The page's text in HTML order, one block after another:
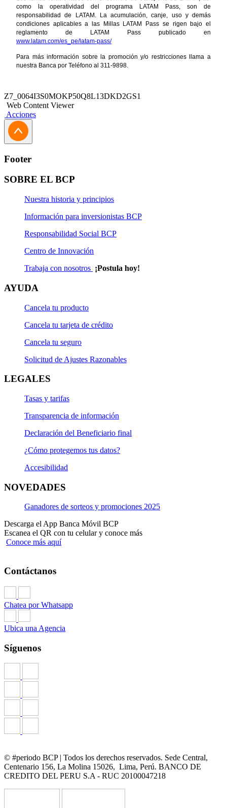
como la operatividad del programa LATAM Pass, son de
responsabilidad de LATAM. La acumulación, canje, uso y demás
condiciones aplicables a las Millas LATAM Pass se rigen bajo el
reglamento de LATAM Pass publicado en
www.latam.com/es_pe/latam-pass/
Para más información sobre la promoción y/o restricciones llama a
nuestra Banca por Teléfono al 311-9898.
Z7_0064I3S0MOKP50Q8L13DKD2GS1
Web Content Viewer
Acciones
Footer
SOBRE EL BCP
Nuestra historia y principios
Información para inversionistas BCP
Responsabilidad Social BCP
Centro de Innovación
Trabaja con nosotros ¡Postula hoy!
AYUDA
Cancela tu producto
Cancela tu tarjeta de crédito
Cancela tu seguro
Solicitud de Ajustes Razonables
LEGALES
Tasas y tarifas
Transparencia de información
Declaración del Beneficiario final
¿Cómo protegemos tus datos?
Accesibilidad
NOVEDADES
Ganadores de sorteos y promociones 2025
Descarga el App Banca Móvil BCP
Escanea el QR con tu celular y conoce más
Conoce más aquí
Contáctanos
Chatea por Whatsapp
Ubica una Agencia
Síguenos
© #periodo BCP | Todos los derechos reservados. Sede Central,
Centenario 156, La Molina 15026, Lima, Perú. BANCO DE
CREDITO DEL PERU S.A - RUC 20100047218